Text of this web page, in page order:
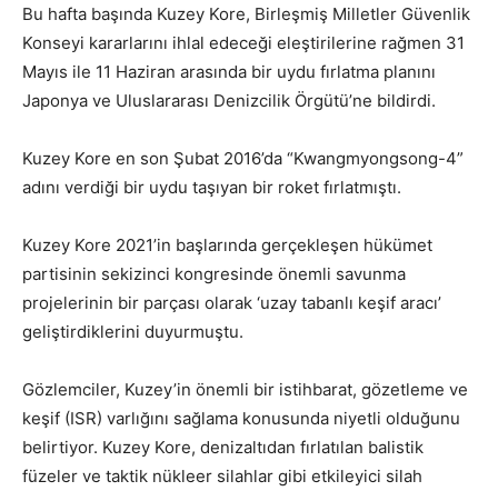
Bu hafta başında Kuzey Kore, Birleşmiş Milletler Güvenlik
Konseyi kararlarını ihlal edeceği eleştirilerine rağmen 31
Mayıs ile 11 Haziran arasında bir uydu fırlatma planını
Japonya ve Uluslararası Denizcilik Örgütü’ne bildirdi.
Kuzey Kore en son Şubat 2016’da “Kwangmyongsong-4”
adını verdiği bir uydu taşıyan bir roket fırlatmıştı.
Kuzey Kore 2021’in başlarında gerçekleşen hükümet
partisinin sekizinci kongresinde önemli savunma
projelerinin bir parçası olarak ‘uzay tabanlı keşif aracı’
geliştirdiklerini duyurmuştu.
Gözlemciler, Kuzey’in önemli bir istihbarat, gözetleme ve
keşif (ISR) varlığını sağlama konusunda niyetli olduğunu
belirtiyor. Kuzey Kore, denizaltıdan fırlatılan balistik
füzeler ve taktik nükleer silahlar gibi etkileyici silah